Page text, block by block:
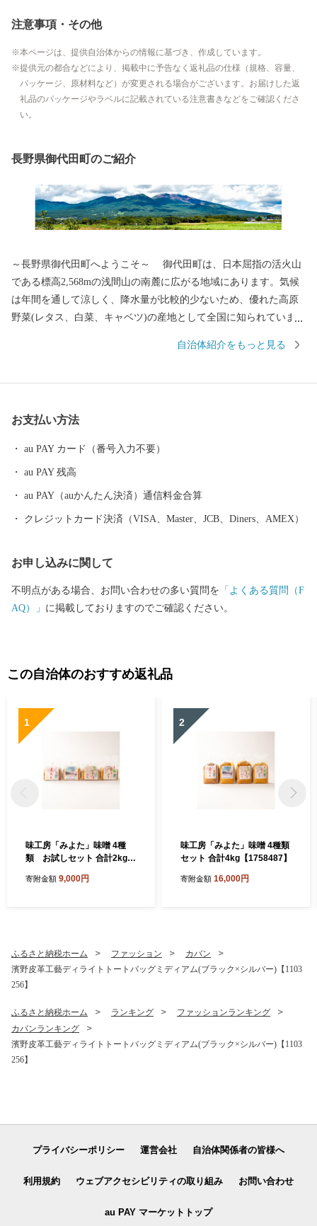
注意事項・その他
本ページは、提供自治体からの情報に基づき、作成しています。
提供元の都合などにより、掲載中に予告なく返礼品の仕様（規格、容量、
パッケージ、原材料など）が変更される場合がございます。お届けした返
礼品のパッケージやラベルに記載されている注意書きなどをご確認くださ
い。
長野県御代田町のご紹介
～長野県御代田町へようこそ～ 御代田町は、日本屈指の活火山
である標高2,568mの浅間山の南麓に広がる地域にあります。気候
は年間を通して涼しく、降水量が比較的少ないため、優れた高原
野菜(レタス、白菜、キャベツ)の産地として全国に知られていま
北陸新幹線や上信越道など、首都圏とのアクセス環境も整ってお
す町となっています。 また、毎年7月の最終土曜日には「信
自治体紹介をもっと見る
お支払い方法
au PAY カード（番号入力不要）
au PAY 残高
au PAY（auかんたん決済）通信料金合算
クレジットカード決済（VISA、Master、JCB、Diners、AMEX）
お申し込みに関して
不明点がある場合、お問い合わせの多い質問を 「よくある質問（F
AQ）」 に掲載しておりますのでご確認ください。
この自治体のおすすめ返礼品
1
味工房「みよた」味噌 4種
類 お試しセット 合計2kg
寄附金額 9,000円
2
味工房「みよた」味噌 4種類
セット 合計4kg【1758487】
寄附金額 16,000円
ふるさと納税ホーム ファッション
カバン
濱野皮革工藝ディライトトートバッグミディアム(ブラック×シルバー)【1103
256】
ふるさと納税ホーム ランキング
ファッションランキング
カバンランキング
濱野皮革工藝ディライトトートバッグミディアム(ブラック×シルバー)【1103
256】
プライバシーポリシー 運営会社 自治体関係者の皆様へ
利用規約 ウェブアクセシビリティの取り組み お問い合わせ
au PAY マーケットトップ